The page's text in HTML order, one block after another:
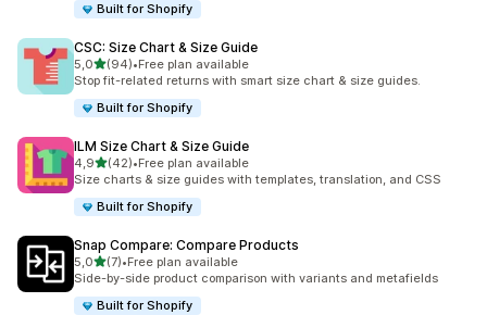
Built for Shopify
CSC: Size Chart & Size Guide
5,0av 5 stjerner
(94)
Totalt 94 omtaler
•Free plan available
Stop fit-related returns with smart size chart & size guides.
Built for Shopify
ILM Size Chart & Size Guide
4,9av 5 stjerner
(42)
Totalt 42 omtaler
•Free plan available
Size charts & size guides with templates, translation, and CSS
Built for Shopify
Snap Compare: Compare Products
5,0av 5 stjerner
(7)
Totalt 7 omtaler
•Free plan available
Side-by-side product comparison with variants and metafields
Built for Shopify